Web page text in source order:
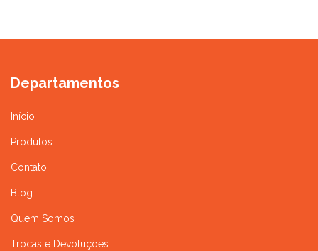
Departamentos
Início
Produtos
Contato
Blog
Quem Somos
Trocas e Devoluções